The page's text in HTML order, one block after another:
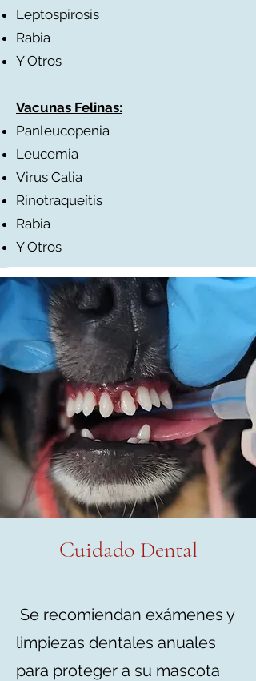
Leptospirosis
Rabia
Y Otros
Vacunas Felinas:
Panleucopenia
Leucemia
Virus Calia
Rinotraqueítis
Rabia
Y Otros
Cuidado Dental
Se recomiendan exámenes y
limpiezas dentales anuales
para proteger a su mascota